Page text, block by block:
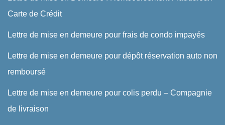
Carte de Crédit
Lettre de mise en demeure pour frais de condo impayés
Lettre de mise en demeure pour dépôt réservation auto non
remboursé
Lettre de mise en demeure pour colis perdu – Compagnie
de livraison